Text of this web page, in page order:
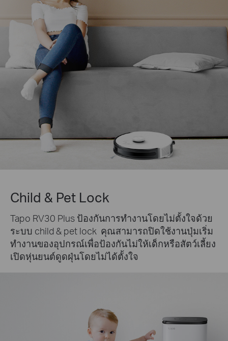
Child & Pet Lock
Tapo RV30 Plus ป้องกันการทำงานโดยไม่ตั้งใจด้วย
ระบบ child & pet lock คุณสามารถปิดใช้งานปุ่มเริ่ม
ทำงานของอุปกรณ์เพื่อป้องกันไม่ให้เด็กหรือสัตว์เลี้ยง
เปิดหุ่นยนต์ดูดฝุ่นโดยไม่ได้ตั้งใจ